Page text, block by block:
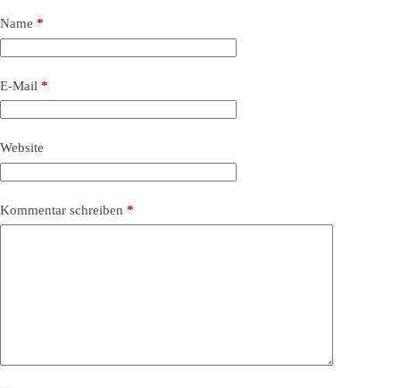
Name *
E-Mail *
Website
Kommentar schreiben *